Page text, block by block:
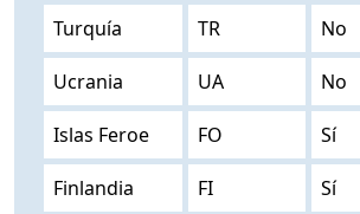
Turquía TR No
Ucrania UA No
Islas Feroe FO Sí
Finlandia FI Sí